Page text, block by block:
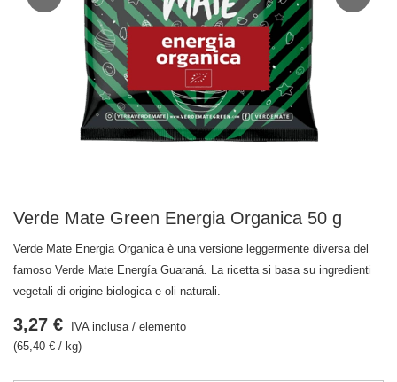
Verde Mate Green Energia Organica 50 g
Verde Mate Energia Organica è una versione leggermente diversa del
famoso Verde Mate Energía Guaraná. La ricetta si basa su ingredienti
vegetali di origine biologica e oli naturali.
3,27 € IVA inclusa/ elemento
(65,40 € / kg)